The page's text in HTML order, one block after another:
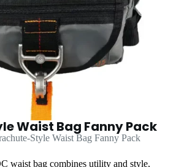
Waist Bag Fanny Pack
Style Waist Bag Fanny Pack
waist bag combines utility and style,